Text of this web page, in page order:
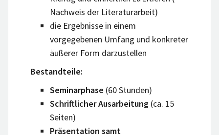
Nachweis der Literaturarbeit)
die Ergebnisse in einem
vorgegebenen Umfang und konkreter
äußerer Form darzustellen
Bestandteile:
Seminarphase (60 Stunden)
Schriftlicher Ausarbeitung (ca. 15
Seiten)
Präsentation samt